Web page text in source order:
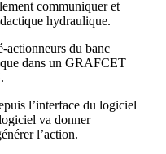
communiquer et
hydraulique.
actionneurs du banc
dans un GRAFCET
l’interface du logiciel
va donner
l’action.